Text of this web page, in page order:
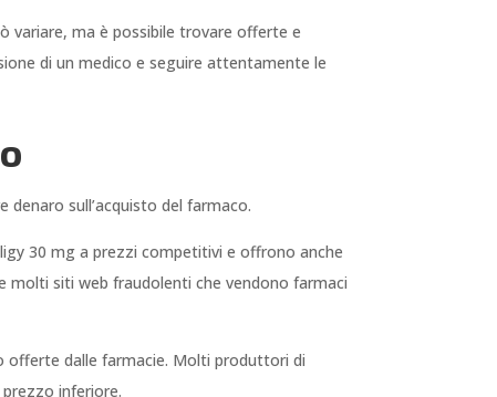
variare, ma è possibile trovare offerte e
di un medico e seguire attentamente le
sull’acquisto del farmaco.
30 mg a prezzi competitivi e offrono anche
molti siti web fraudolenti che vendono farmaci
offerte dalle farmacie. Molti produttori di
inferiore.